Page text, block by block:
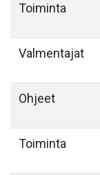
Toiminta
Valmentajat
Ohjeet
Toiminta